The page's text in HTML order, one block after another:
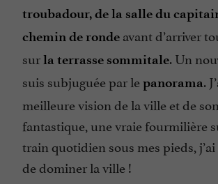
troubadour, de la salle du
chemin de ronde avant d’arriver
surla terrasse sommitale. Un
suis subjuguée par lepanorama.
meilleure vision de la ville et de
fantastique, une vraie fourmilière
train quotidien sous mes pieds,
de dominer la ville !